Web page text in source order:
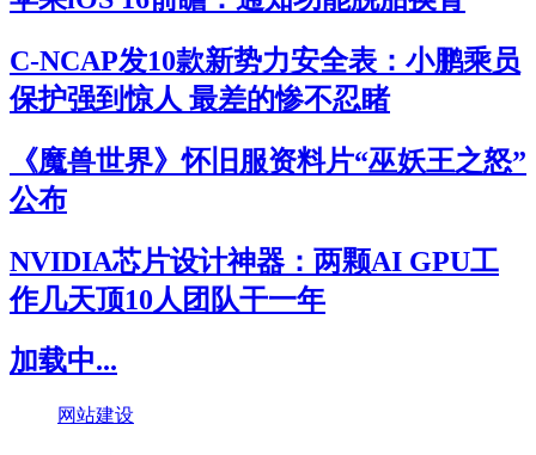
C-NCAP发10款新势力安全表：小鹏乘员
保护强到惊人 最差的惨不忍睹
《魔兽世界》怀旧服资料片“巫妖王之怒”
公布
NVIDIA芯片设计神器：两颗AI GPU工
作几天顶10人团队干一年
加载中...
网站建设